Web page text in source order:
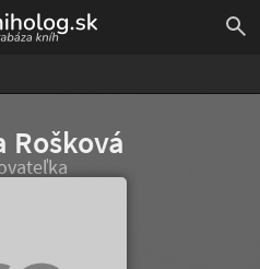
Rošková